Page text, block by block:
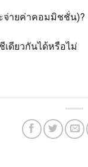
จ่ายค่าคอมมิชชั่น)?
ดียวกันได้หรือไม่